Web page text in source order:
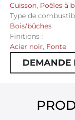
Cuisson, Poêles à
Type de
Bois/bûches
Finitions :
Acier noir, Fonte
DEMANDE